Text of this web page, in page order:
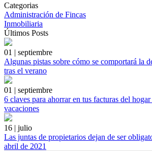
Categorias
Administración de Fincas
Inmobiliaria
Últimos Posts
01 | septiembre
Algunas pistas sobre cómo se comportará la
tras el verano
01 | septiembre
6 claves para ahorrar en tus facturas del
vacaciones
16 | julio
Las juntas de propietarios dejan de ser
abril de 2021